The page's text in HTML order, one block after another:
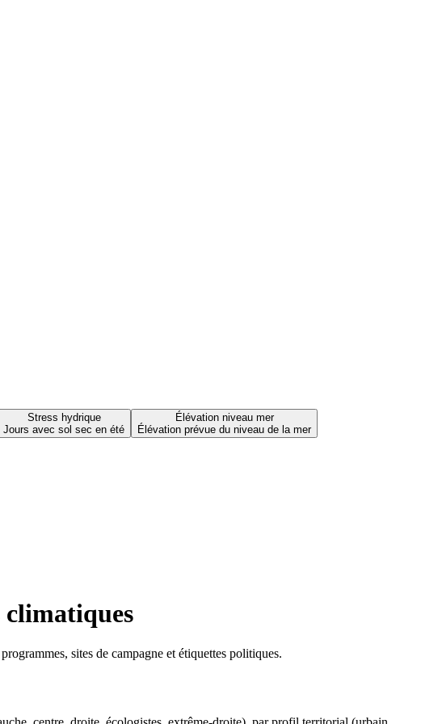
Stress hydrique
Jours avec sol sec en été
Élévation niveau mer
Élévation prévue du niveau de la mer
sites de campagne et étiquettes politiques.